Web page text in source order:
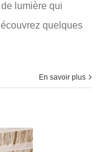
lumière qui
quelques
En savoir plus